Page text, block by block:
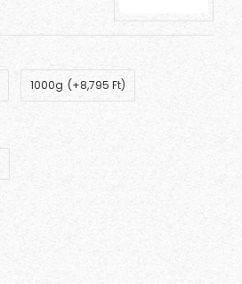
1000g (+8,795 Ft)